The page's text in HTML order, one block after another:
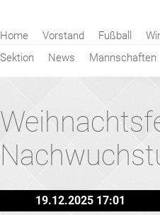
Navigation
Home Vorstand Fußball
Sektion
News Mannschaften
19.12.2025 17:01